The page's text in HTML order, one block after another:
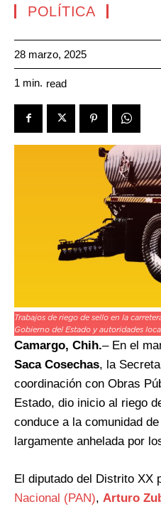
POLÍTICA
28 marzo, 2025
1 min. read
Trabajos de riego de sello en la
Gobierno del Estado y autoridades
Camargo, Chih.– En el
Saca Cosechas, la
coordinación con Obras
Estado, dio inicio al riego
conduce a la comunidad de
largamente anhelada por
El diputado del Distrito XX
Nacional (PAN), Arturo